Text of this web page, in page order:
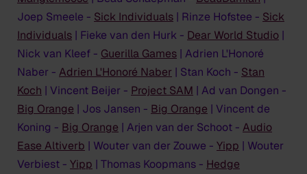
Joep Smeele - Sick Individuals | Rinze Hofstee - Sick
Individuals | Fieke van den Hurk - Dear World Studio |
Nick van Kleef - Guerilla Games | Adrien L'Honoré
Naber - Adrien L'Honoré Naber | Stan Koch - Stan
Koch | Vincent Beijer - Project SAM | Ad van Dongen -
Big Orange | Jos Jansen - Big Orange | Vincent de
Koning - Big Orange | Arjen van der Schoot - Audio
Ease Altiverb | Wouter van der Zouwe - Yipp | Wouter
Verbiest - Yipp | Thomas Koopmans - Hedge